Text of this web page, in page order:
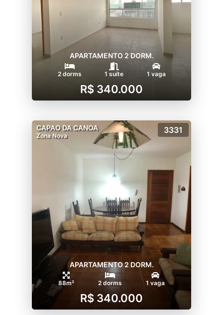
APARTAMENTO 2 DORM.
2 dorms 1 suíte 1 vaga
R$ 340.000
CAPAO DA CANOA
Zona Nova
3331
APARTAMENTO 2 DORM.
88m² 2 dorms 1 vaga
R$ 340.000